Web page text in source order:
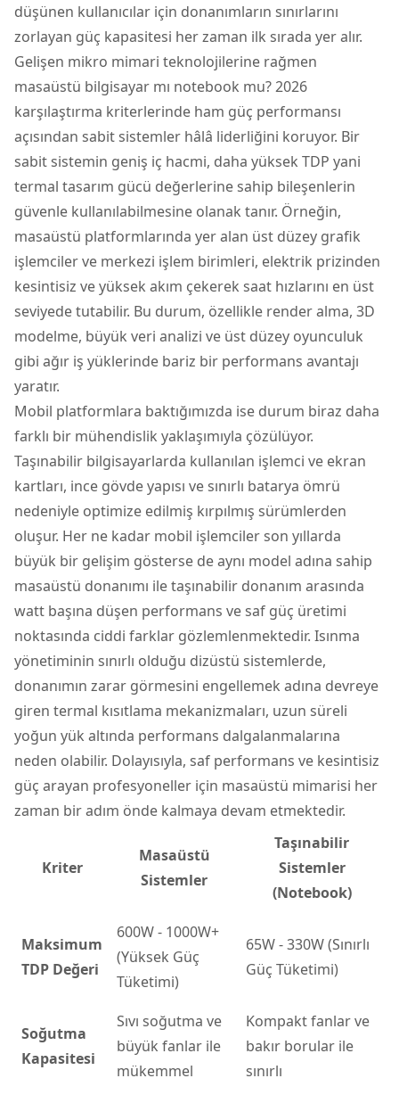
düşünen kullanıcılar için donanımların sınırlarını
zorlayan güç kapasitesi her zaman ilk sırada yer alır.
Gelişen mikro mimari teknolojilerine rağmen
masaüstü bilgisayar mı notebook mu? 2026
karşılaştırma kriterlerinde ham güç performansı
açısından sabit sistemler hâlâ liderliğini koruyor. Bir
sabit sistemin geniş iç hacmi, daha yüksek TDP yani
termal tasarım gücü değerlerine sahip bileşenlerin
güvenle kullanılabilmesine olanak tanır. Örneğin,
masaüstü platformlarında yer alan üst düzey grafik
işlemciler ve merkezi işlem birimleri, elektrik prizinden
kesintisiz ve yüksek akım çekerek saat hızlarını en üst
seviyede tutabilir. Bu durum, özellikle render alma, 3D
modelme, büyük veri analizi ve üst düzey oyunculuk
gibi ağır iş yüklerinde bariz bir performans avantajı
yaratır.
Mobil platformlara baktığımızda ise durum biraz daha
farklı bir mühendislik yaklaşımıyla çözülüyor.
Taşınabilir bilgisayarlarda kullanılan işlemci ve ekran
kartları, ince gövde yapısı ve sınırlı batarya ömrü
nedeniyle optimize edilmiş kırpılmış sürümlerden
oluşur. Her ne kadar mobil işlemciler son yıllarda
büyük bir gelişim gösterse de aynı model adına sahip
masaüstü donanımı ile taşınabilir donanım arasında
watt başına düşen performans ve saf güç üretimi
noktasında ciddi farklar gözlemlenmektedir. Isınma
yönetiminin sınırlı olduğu dizüstü sistemlerde,
donanımın zarar görmesini engellemek adına devreye
giren termal kısıtlama mekanizmaları, uzun süreli
yoğun yük altında performans dalgalanmalarına
neden olabilir. Dolayısıyla, saf performans ve kesintisiz
güç arayan profesyoneller için masaüstü mimarisi her
zaman bir adım önde kalmaya devam etmektedir.
Kriter
Masaüstü
Sistemler
Taşınabilir
Sistemler
(Notebook)
Maksimum
TDP Değeri
600W - 1000W+
(Yüksek Güç
Tüketimi)
65W - 330W (Sınırlı
Güç Tüketimi)
Soğutma
Kapasitesi
Sıvı soğutma ve
büyük fanlar ile
mükemmel
Kompakt fanlar ve
bakır borular ile
sınırlı